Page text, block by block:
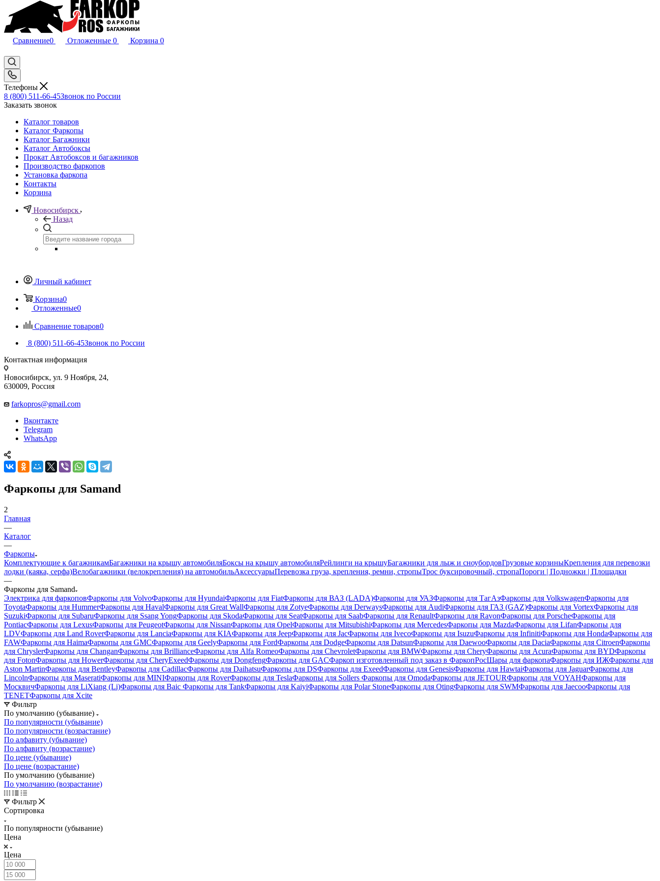
Сравнение0 Отложенные 0 Корзина 0
Телефоны
8 (800) 511-66-45Звонок по России
Заказать звонок
Каталог товаров
Каталог Фаркопы
Каталог Багажники
Каталог Автобоксы
Прокат Автобоксов и багажников
Производство фаркопов
Установка фаркопа
Контакты
Корзина
Новосибирск
Назад
Личный кабинет
Корзина0
Отложенные0
Сравнение товаров0
8 (800) 511-66-45Звонок по России
Контактная информация
Новосибирск, ул. 9 Ноября, 24,
630009, Россия
farkopros@gmail.com
Вконтакте
Telegram
WhatsApp
Фаркопы для Samand
2
Главная
—
Каталог
—
Фаркопы
Комплектующие к багажникамБагажники на крышу автомобиляБоксы на крышу автомобиляРейлинги на крышуБагажники для лыж и сноубордовГрузовые корзиныКрепления для перевозки
лодки (каяка, серфа)Велобагажники (велокрепления) на автомобильАксессуарыПеревозка груза, крепления, ремни, стропыТрос буксировочный, стропаПороги | Подножки | Площадки
—
Фаркопы для Samand
Электрика для фаркоповФаркопы для VolvoФаркопы для HyundaiФаркопы для FiatФаркопы для ВАЗ (LADA)Фаркопы для УАЗФаркопы для ТагАзФаркопы для VolkswagenФаркопы для
ToyotaФаркопы для HummerФаркопы для HavalФаркопы для Great WallФаркопы для ZotyeФаркопы для DerwaysФаркопы для AudiФаркопы для ГАЗ (GAZ)Фаркопы для VortexФаркопы для
SuzukiФаркопы для SubaruФаркопы для Ssang YongФаркопы для SkodaФаркопы для SeatФаркопы для SaabФаркопы для RenaultФаркопы для RavonФаркопы для PorscheФаркопы для
PontiacФаркопы для LexusФаркопы для PeugeotФаркопы для NissanФаркопы для OpelФаркопы для MitsubishiФаркопы для MercedesФаркопы для MazdaФаркопы для LifanФаркопы для
LDVФаркопы для Land RoverФаркопы для LanciaФаркопы для KIAФаркопы для JeepФаркопы для JacФаркопы для IvecoФаркопы для IsuzuФаркопы для InfinitiФаркопы для HondaФаркопы для
FAWФаркопы для HaimaФаркопы для GMCФаркопы для GeelyФаркопы для FordФаркопы для DodgeФаркопы для DatsunФаркопы для DaewooФаркопы для DaciaФаркопы для CitroenФаркопы
для ChryslerФаркопы для ChanganФаркопы для BrillianceФаркопы для Alfa RomeoФаркопы для ChevroletФаркопы для BMWФаркопы для CheryФаркопы для AcuraФаркопы для BYDФаркопы
для FotonФаркопы для HowerФаркопы для CheryExeedФаркопы для DongfengФаркопы для GACФаркоп изготовленный под заказ в ФаркопРосШары для фаркопаФаркопы для ИЖФаркопы для
Aston MartinФаркопы для BentleyФаркопы для CadillacФаркопы для DaihatsuФаркопы для DSФаркопы для ExeedФаркопы для GenesisФаркопы для HawtaiФаркопы для JaguarФаркопы для
LincolnФаркопы для MaseratiФаркопы для MINIФаркопы для RoverФаркопы для TeslaФаркопы для Sollers Фаркопы для OmodaФаркопы для JETOURФаркопы для VOYAHФаркопы для
МосквичФаркопы для LiXiang (Li)Фаркопы для Baic Фаркопы для TankФаркопы для KaiyiФаркопы для Polar StoneФаркопы для OtingФаркопы для SWMФаркопы для JaecooФаркопы для
TENETФаркопы для Xcite
Фильтр
По умолчанию (убывание)
По популярности (убывание)
По популярности (возрастание)
По алфавиту (убывание)
По алфавиту (возрастание)
По цене (убывание)
По цене (возрастание)
По умолчанию (убывание)
По умолчанию (возрастание)
Фильтр
Сортировка
По популярности (убывание)
Цена
Цена